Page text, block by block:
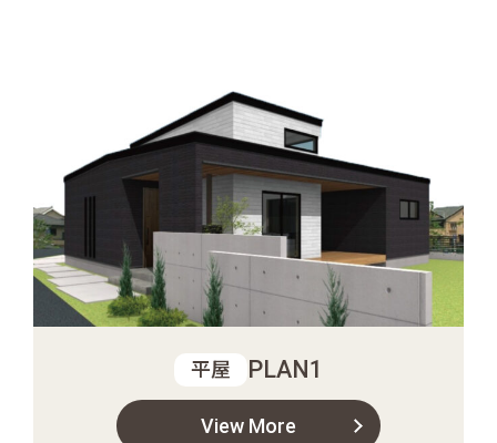
平屋 PLAN1
View More